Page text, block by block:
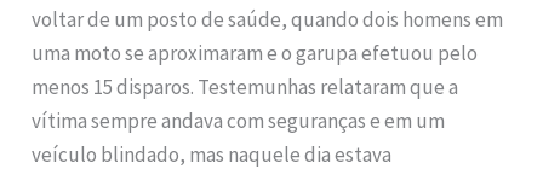
voltar de um posto de saúde, quando dois homens em
uma moto se aproximaram e o garupa efetuou pelo
menos 15 disparos. Testemunhas relataram que a
vítima sempre andava com seguranças e em um
veículo blindado, mas naquele dia estava